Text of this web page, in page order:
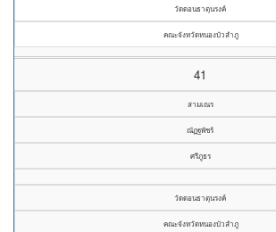
วัดดอนธาตุนรงค์
คณะจังหวัดหนองบัวลำภู
41
สามเณร
ณัฏฐพัชร์
ศรีภูธร
วัดดอนธาตุนรงค์
คณะจังหวัดหนองบัวลำภู